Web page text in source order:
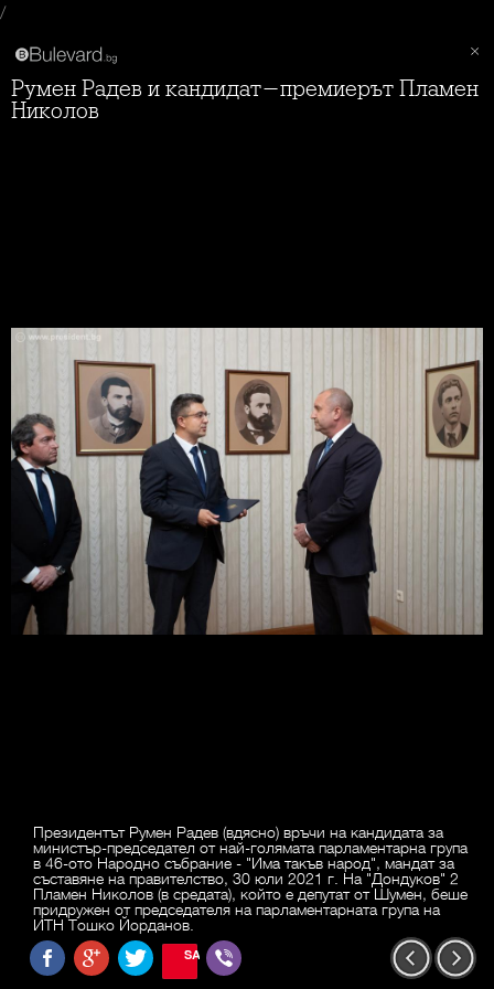
/
Румен Радев и кандидат-премиерът Пламен
Николов
Президентът Румен Радев (вдясно) връчи на кандидата за
министър-председател от най-голямата парламентарна група
в 46-ото Народно събрание - "Има такъв народ", мандат за
съставяне на правителство, 30 юли 2021 г. На "Дондуков" 2
Пламен Николов (в средата), който е депутат от Шумен, беше
придружен от председателя на парламентарната група на
ИТН Тошко Йорданов.
SAVE